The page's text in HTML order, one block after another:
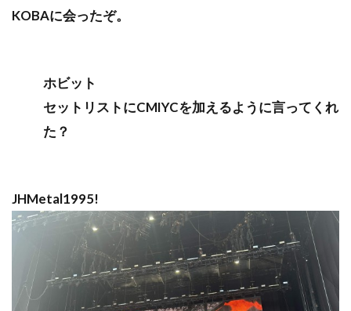
KOBAに会ったぞ。
ホビット
セットリストにCMIYCを加えるように言ってくれ
た？
JHMetal1995!